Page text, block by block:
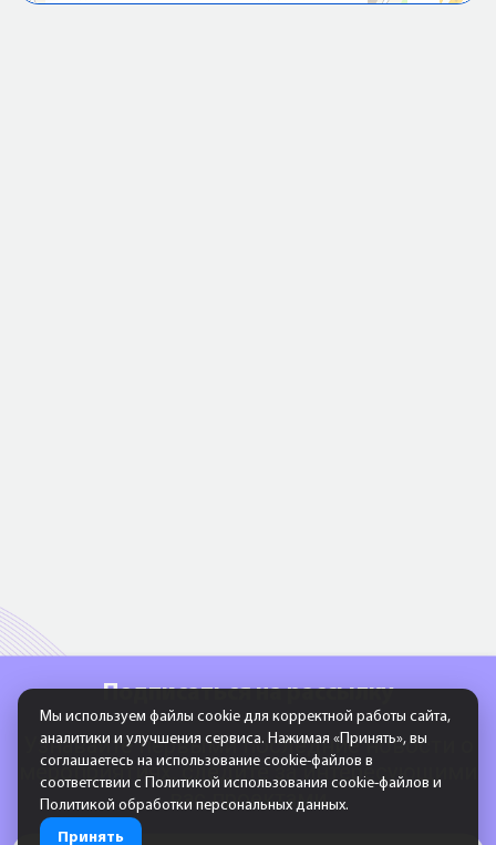
Мы используем файлы cookie для корректной работы сайта,
аналитики и улучшения сервиса. Нажимая «Принять», вы
соглашаетесь на использование cookie-файлов в
соответствии с Политикой использования cookie-файлов и
Политикой обработки персональных данных.
Принять
Подписаться на рассылку
Узнавайте первыми последние новости о
мероприятиях, следите за интересующими
вас проектами